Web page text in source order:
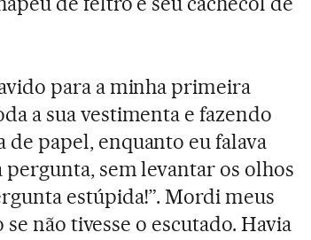
para a minha primeira
a sua vestimenta e fazendo
papel, enquanto eu falava
sem levantar os olhos
estúpida!”. Mordi meus
não tivesse o escutado. Havia